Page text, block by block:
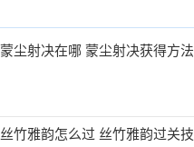
尘射决在哪 蒙尘射决获得方法
竹雅韵怎么过 丝竹雅韵过关技